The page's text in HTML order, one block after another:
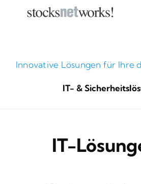
Einblicke & Neuigkeiten
Innovative Lösungen für Ihre
IT- &
IT-